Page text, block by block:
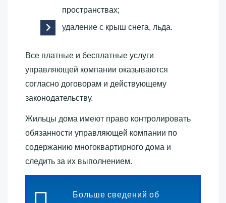
пространствах;
удаление с крыш снега, льда.
Все платные и бесплатные услуги
управляющей компании оказываются
согласно договорам и действующему
законодательству.
Жильцы дома имеют право контролировать
обязанности управляющей компании по
содержанию многоквартирного дома и
следить за их выполнением.
Больше сведений об